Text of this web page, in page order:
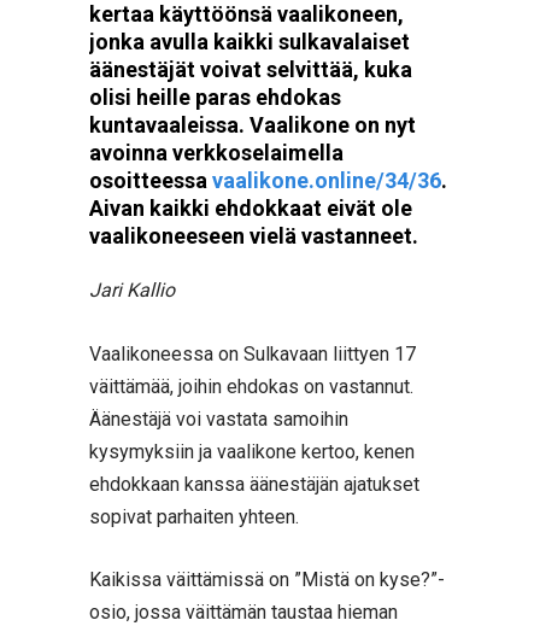
kertaa käyttöönsä vaalikoneen,
jonka avulla kaikki sulkavalaiset
äänestäjät voivat selvittää, kuka
olisi heille paras ehdokas
kuntavaaleissa. Vaalikone on nyt
avoinna verkkoselaimella
osoitteessa vaalikone.online/34/36.
Aivan kaikki ehdokkaat eivät ole
vaalikoneeseen vielä vastanneet.
Jari Kallio
Vaalikoneessa on Sulkavaan liittyen 17
väittämää, joihin ehdokas on vastannut.
Äänestäjä voi vastata samoihin
kysymyksiin ja vaalikone kertoo, kenen
ehdokkaan kanssa äänestäjän ajatukset
sopivat parhaiten yhteen.
Kaikissa väittämissä on ”Mistä on kyse?”-
osio, jossa väittämän taustaa hieman